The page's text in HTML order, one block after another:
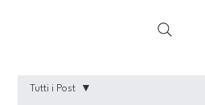
Tutti i Post